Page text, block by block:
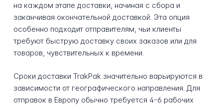
на каждом этапе доставки, начиная с сбора и
заканчивая окончательной доставкой. Эта опция
особенно подходит отправителям, чьи клиенты
требуют быструю доставку своих заказов или для
товаров, чувствительных к времени.
Сроки доставки TrakPak значительно варьируются в
зависимости от географического направления. Для
отправок в Европу обычно требуется 4-6 рабочих